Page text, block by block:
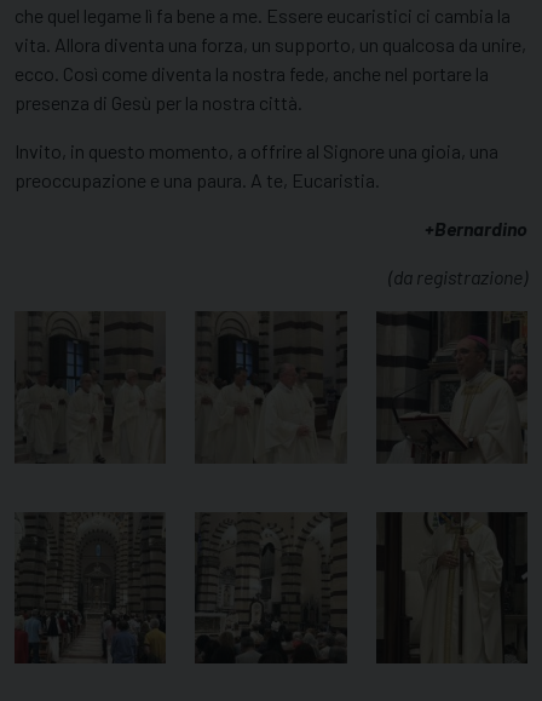
che quel legame lì fa bene a me. Essere eucaristici ci cambia la
vita. Allora diventa una forza, un supporto, un qualcosa da unire,
ecco. Così come diventa la nostra fede, anche nel portare la
presenza di Gesù per la nostra città.
Invito, in questo momento, a offrire al Signore una gioia, una
preoccupazione e una paura. A te, Eucaristia.
+Bernardino
(da registrazione)